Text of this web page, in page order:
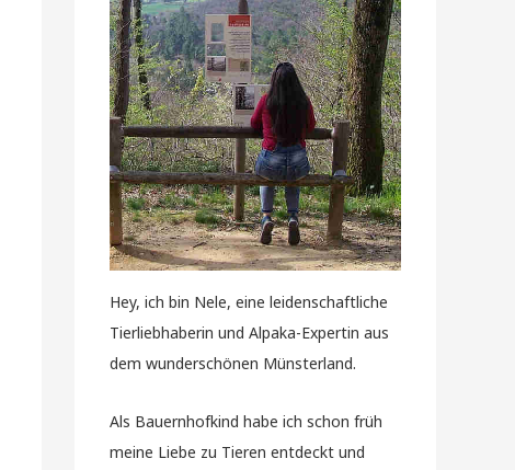
Hey, ich bin Nele, eine leidenschaftliche
Tierliebhaberin und Alpaka-Expertin aus
dem wunderschönen Münsterland.
Als Bauernhofkind habe ich schon früh
meine Liebe zu Tieren entdeckt und